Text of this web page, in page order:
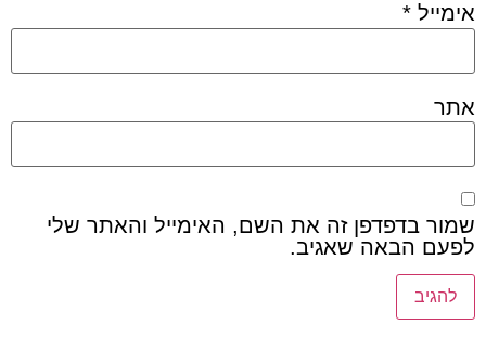
אימייל *
אתר
שמור בדפדפן זה את השם, האימייל והאתר שלי
לפעם הבאה שאגיב.